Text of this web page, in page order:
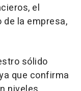
el
la empresa,
sólido
que confirma